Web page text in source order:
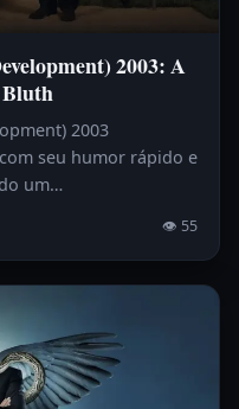
2003: A
Bluth
2003
seu humor rápido e
um…
👁 55